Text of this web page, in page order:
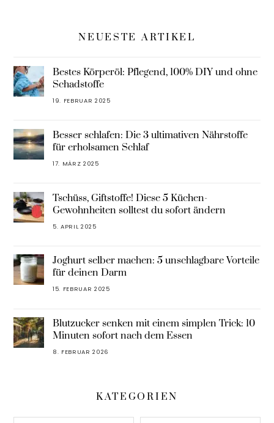
NEUESTE ARTIKEL
Bestes Körperöl: Pflegend, 100% DIY und ohne
Schadstoffe
19. FEBRUAR 2025
Besser schlafen: Die 3 ultimativen Nährstoffe
für erholsamen Schlaf
17. MÄRZ 2025
Tschüss, Giftstoffe! Diese 5 Küchen-
Gewohnheiten solltest du sofort ändern
5. APRIL 2025
Joghurt selber machen: 5 unschlagbare Vorteile
für deinen Darm
15. FEBRUAR 2025
Blutzucker senken mit einem simplen Trick: 10
Minuten sofort nach dem Essen
8. FEBRUAR 2026
KATEGORIEN